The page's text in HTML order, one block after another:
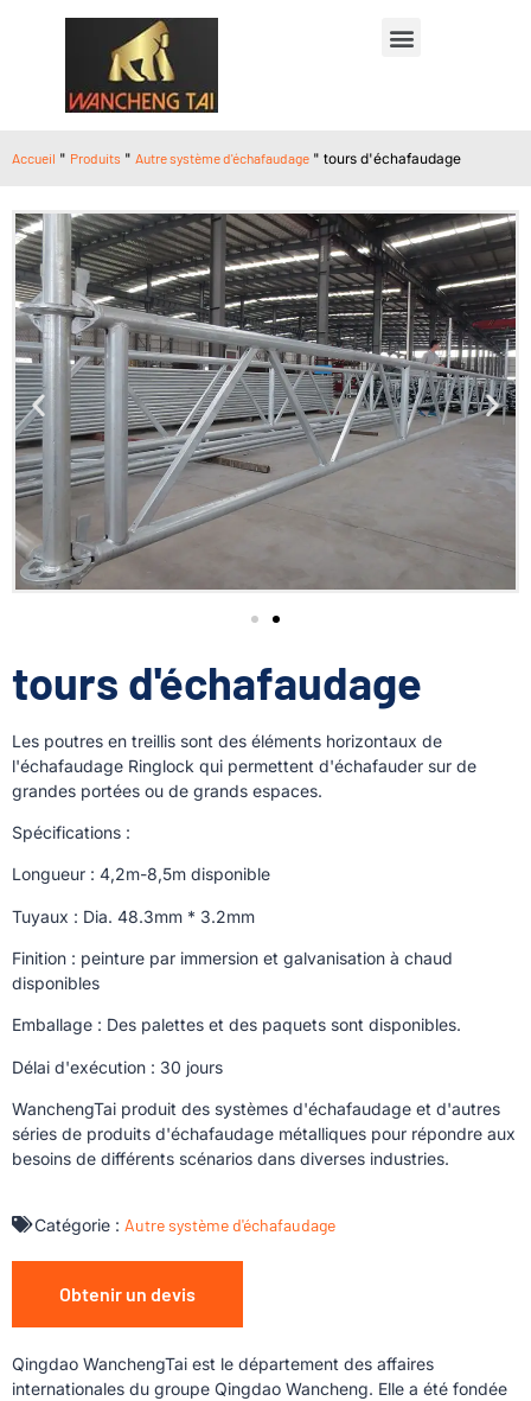
Accueil " Produits " Autre système d'échafaudage " tours d'échafaudage
tours d'échafaudage
Les poutres en treillis sont des éléments horizontaux de
l'échafaudage Ringlock qui permettent d'échafauder sur de
grandes portées ou de grands espaces.
Spécifications :
Longueur : 4,2m-8,5m disponible
Tuyaux : Dia. 48.3mm * 3.2mm
Finition : peinture par immersion et galvanisation à chaud
disponibles
Emballage : Des palettes et des paquets sont disponibles.
Délai d'exécution : 30 jours
WanchengTai produit des systèmes d'échafaudage et d'autres
séries de produits d'échafaudage métalliques pour répondre aux
besoins de différents scénarios dans diverses industries.
Catégorie : Autre système d'échafaudage
Obtenir un devis
Qingdao WanchengTai est le département des affaires
internationales du groupe Qingdao Wancheng. Elle a été fondée